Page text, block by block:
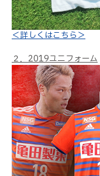
＜詳しくはこちら＞
２．2019ユニフォーム